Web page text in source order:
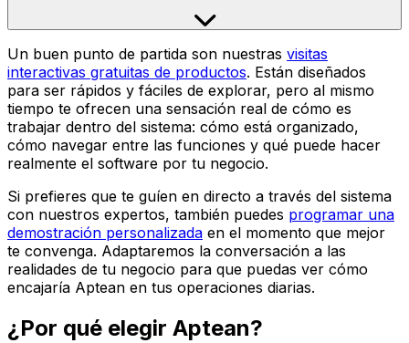
Un buen punto de partida son nuestras visitas
interactivas gratuitas de productos. Están diseñados
para ser rápidos y fáciles de explorar, pero al mismo
tiempo te ofrecen una sensación real de cómo es
trabajar dentro del sistema: cómo está organizado,
cómo navegar entre las funciones y qué puede hacer
realmente el software por tu negocio.
Si prefieres que te guíen en directo a través del sistema
con nuestros expertos, también puedes programar una
demostración personalizada en el momento que mejor
te convenga. Adaptaremos la conversación a las
realidades de tu negocio para que puedas ver cómo
encajaría Aptean en tus operaciones diarias.
¿Por qué elegir Aptean?